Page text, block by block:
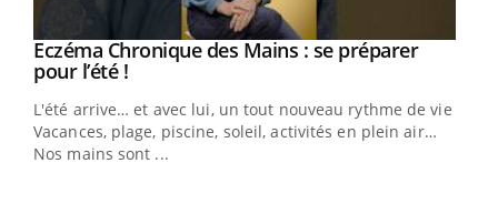
Youtube
Eczéma Chronique des Mains : se préparer
pour l’été !Youtube
L'été arrive… et avec lui, un tout nouveau rythme de vie !
Vacances, plage, piscine, soleil, activités en plein air…
Nos mains sont ...